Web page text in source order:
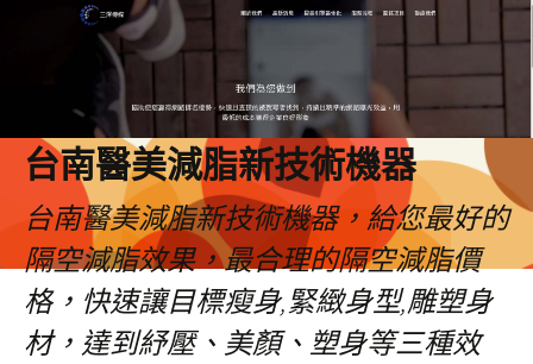
台南醫美減脂新技術機器
台南醫美減脂新技術機器，給您最好的
隔空減脂效果，最合理的隔空減脂價
格，快速讓目標瘦身,緊緻身型,雕塑身
材，達到紓壓、美顏、塑身等三種效